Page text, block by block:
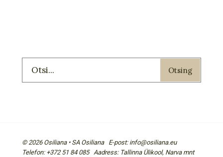
Otsing
© 2026 Osiliana • SA Osiliana E-post: info@osiliana.eu
Telefon: +372 51 84 085 Aadress: Tallinna Ülikool, Narva mnt